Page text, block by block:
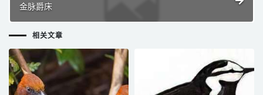
金脉爵床
相关文章